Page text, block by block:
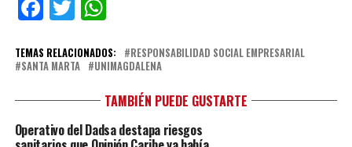
Facebook
TwitterWhatsApp
TEMAS RELACIONADOS:
RESPONSABILIDAD SOCIAL EMPRESARIAL
SANTA MARTA
UNIMAGDALENA
TAMBIÉN PUEDE GUSTARTE
Operativo del Dadsa destapa riesgos